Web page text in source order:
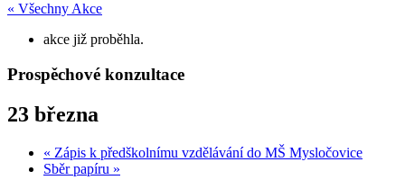
« Všechny Akce
akce již proběhla.
Prospěchové konzultace
23 března
« Zápis k předškolnímu vzdělávání do MŠ Mysločovice
Sběr papíru »